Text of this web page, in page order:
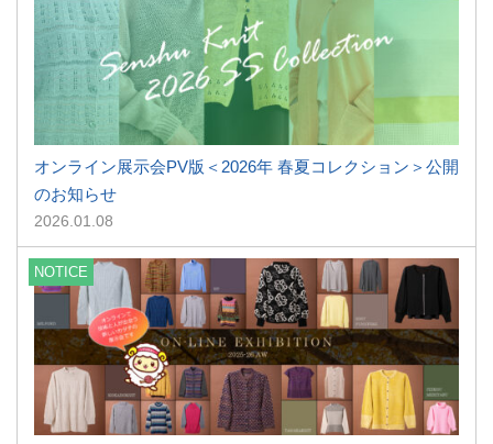
オンライン展示会PV版＜2026年 春夏コレクション＞公開
のお知らせ
2026.01.08
NOTICE